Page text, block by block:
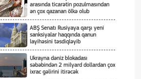
arasında ticarətin pozulmasından
ən çox qazanan ölkə olub
ABŞ Senatı Rusiyaya qarşı yeni
sanksiyalar haqqında qanun
layihəsini təsdiqləyib
Ukrayna dəniz blokadası
səbəbindən 2 milyard dollardan çox
ixrac gəlirini itirəcək